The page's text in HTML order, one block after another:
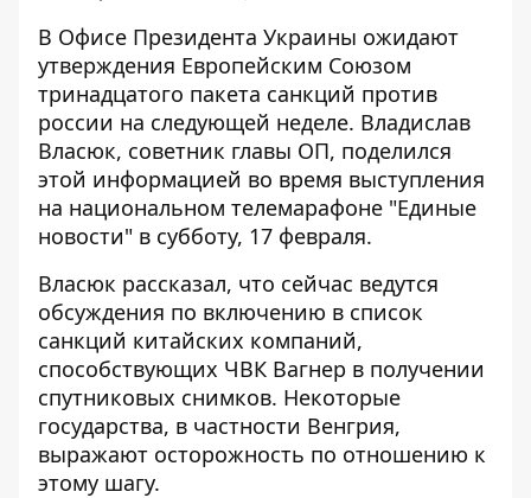
В Офисе Президента Украины ожидают
утверждения Европейским Союзом
тринадцатого пакета санкций против
россии на следующей неделе. Владислав
Власюк, советник главы ОП, поделился
этой информацией во время выступления
на национальном телемарафоне "Единые
новости" в субботу, 17 февраля.
Власюк рассказал, что сейчас ведутся
обсуждения по включению в список
санкций китайских компаний,
способствующих ЧВК Вагнер в получении
спутниковых снимков. Некоторые
государства, в частности Венгрия,
выражают осторожность по отношению к
этому шагу.